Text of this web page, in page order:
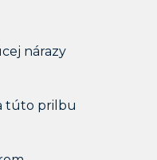
nárazy
túto prilbu